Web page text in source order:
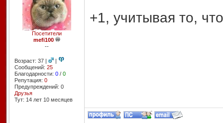
Посетители
mefi100
--
Возраст: 37 |
|
Сообщений: 25
Благодарности: 0/ 0
Репутация: 0
Предупреждений: 0
Друзья
Тут: 14 лет 10 месяцев
+1, учитывая то,